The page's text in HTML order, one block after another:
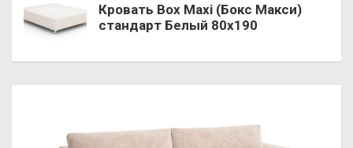
Кровать Box Maxi (Бокс Макси)
стандарт Белый 80х190